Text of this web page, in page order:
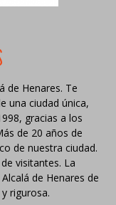
de Henares. Te
una ciudad única,
gracias a los
de 20 años de
de nuestra ciudad.
visitantes. La
de Henares de
rigurosa.